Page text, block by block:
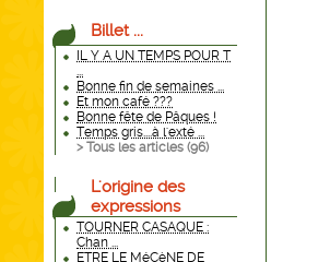
Billet ...
IL Y A UN TEMPS POUR T
...
Bonne fin de semaines ...
Et mon café ???
Bonne fête de Pâques !
Temps gris....à l'exté ...
> Tous les articles (96)
L'origine des
expressions
TOURNER CASAQUE :
Chan ...
ETRE LE MéCèNE DE